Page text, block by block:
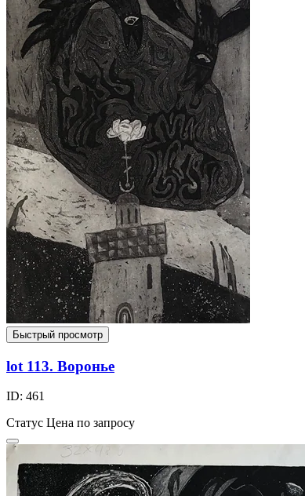
Быстрый просмотр
lot 113. Воронье
ID: 461
Статус Цена по запросу